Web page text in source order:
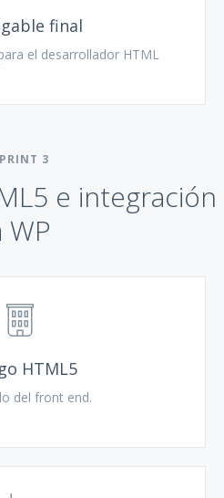
final
el desarrollador HTML
3
e integración
WP
HTML5
del front end.